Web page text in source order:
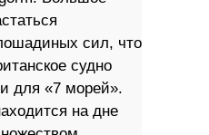
сил, что
судно
для «7 морей».
на дне